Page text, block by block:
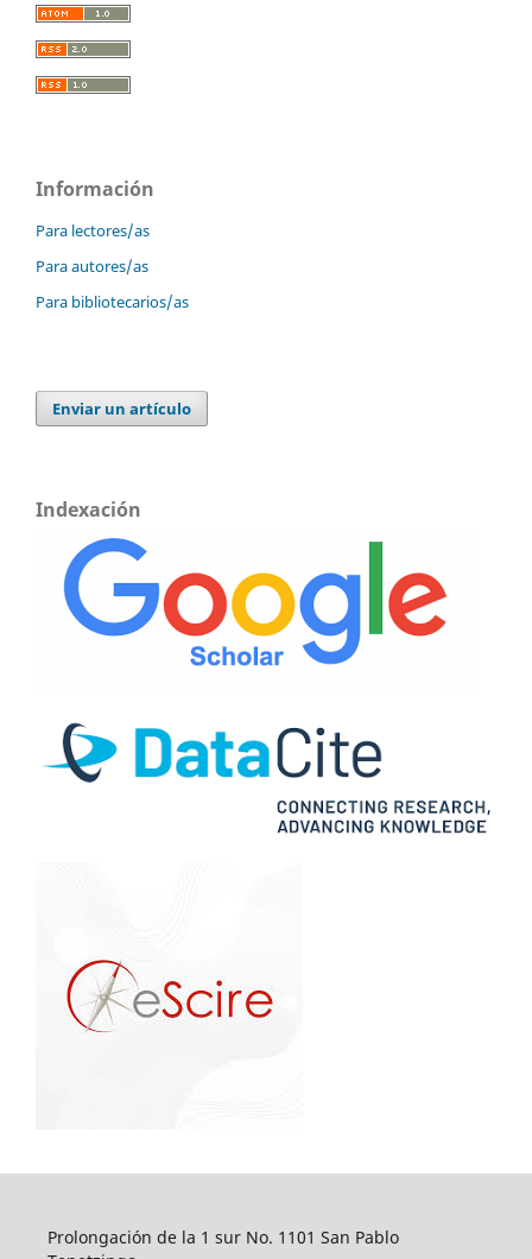
Información
Para lectores/as
Para autores/as
Para bibliotecarios/as
Enviar un artículo
Indexación
Prolongación de la 1 sur No. 1101 San Pablo